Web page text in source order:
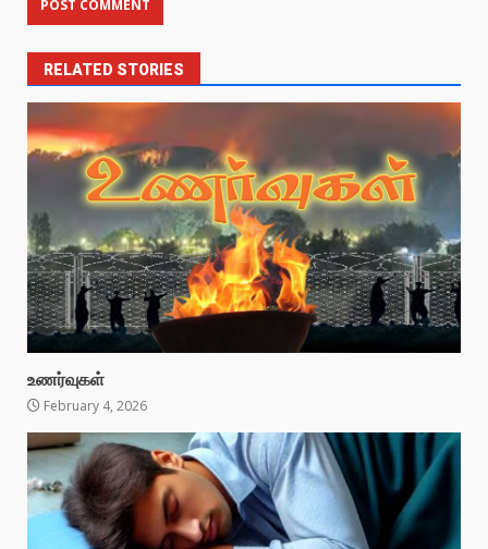
RELATED STORIES
உணர்வுகள்
February 4, 2026